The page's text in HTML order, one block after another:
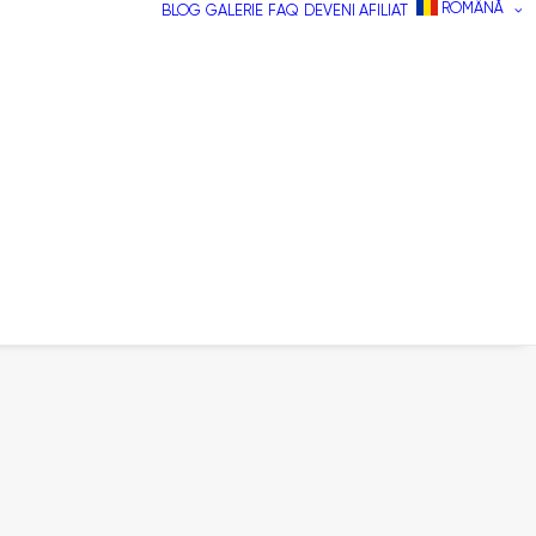
BLOG GALERIE FAQ DEVENI AFILIAT ROMÂNĂ